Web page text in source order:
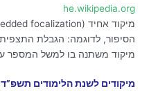
he.wikipedia.org
הסיפור, לדוגמה: הגבלת התצפית
מיקוד משתנה בו למשל המספר
מיקודים לשנת הלימודים